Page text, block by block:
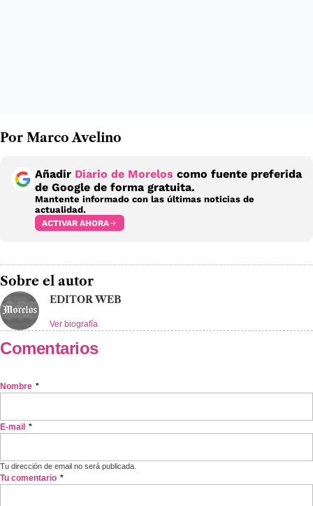
Por Marco Avelino
Añadir Diario de Morelos como fuente preferida
de Google de forma gratuita.
Mantente informado con las últimas noticias de
actualidad.
ACTIVAR AHORA
Sobre el autor
EDITOR WEB
Ver biografía
Comentarios
Nombre *
E-mail *
Tu dirección de email no será publicada.
Tu comentario *